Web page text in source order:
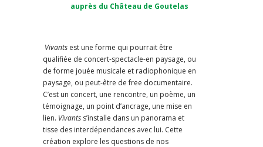
auprès du Château de Goutelas
Vivantsest une forme qui pourrait être
qualifiée de concert-spectacle-en paysage, ou
de forme jouée musicale et radiophonique en
paysage, ou peut-être de free documentaire.
C’est un concert, une rencontre, un poème, un
témoignage, un point d’ancrage, une mise en
lien. Vivantss’installe dans un panorama et
tisse des interdépendances avec lui. Cette
création explore les questions de nos